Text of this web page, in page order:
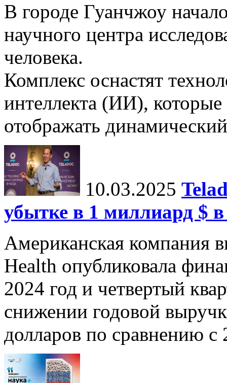
В городе Гуанчжоу
научного центра
человека.
Комплекс оснастят
интеллекта (ИИ),
отображать
10.03.2025
убытке в 1 миллиард $ в
Американская компания
Health опубликовала
2024 год и четвертый
снижении годовой
долларов по сравнению с